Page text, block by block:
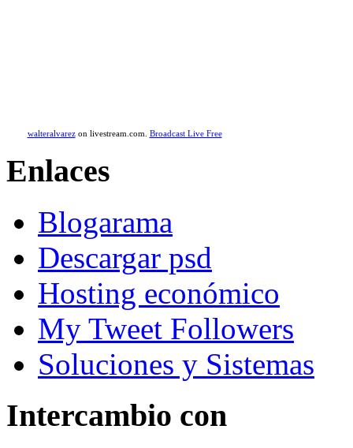
walteralvarezon livestream.com. Broadcast Live Free
Enlaces
Blogarama
Descargar psd
Hosting económico
My Tweet Followers
Soluciones y Sistemas
Intercambio con